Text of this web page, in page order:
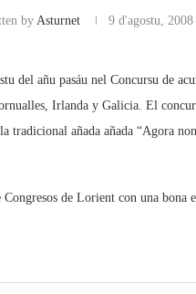
byAsturnet 9 d'agostu, 2008
del añu pasáu nel Concursu de
Irlanda y Galicia. El
tradicional añada añada “Agora
de Lorient con una bona